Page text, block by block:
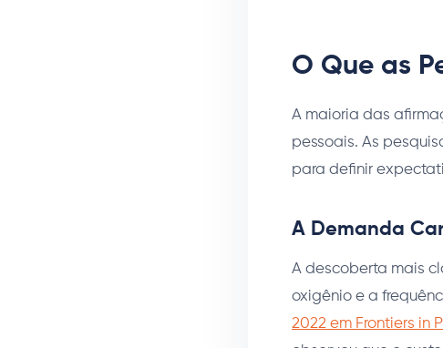
O Que as
A maioria das
pessoais. As
para definir
A Demanda
A descoberta mais
oxigênio e a
2022 em Frontiers in